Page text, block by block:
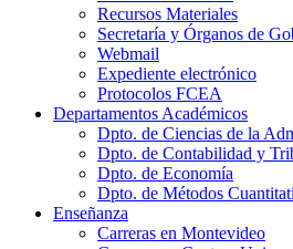
Recursos Materiales
Secretaría y Órganos de
Webmail
Expediente electrónico
Protocolos FCEA
Departamentos Académicos
Dpto. de Ciencias de la
Dpto. de Contabilidad y
Dpto. de Economía
Dpto. de Métodos
Enseñanza
Carreras en Montevideo